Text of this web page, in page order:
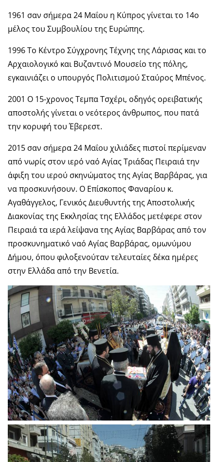
1961 σαν σήμερα 24 Μαΐου η Κύπρος γίνεται το 14ο
μέλος του Συμβουλίου της Ευρώπης.
1996 Το Κέντρο Σύγχρονης Τέχνης της Λάρισας και το
Αρχαιολογικό και Βυζαντινό Μουσείο της πόλης,
εγκαινιάζει ο υπουργός Πολιτισμού Σταύρος Μπένος.
2001 Ο 15-χρονος Τεμπα Τσχέρι, οδηγός ορειβατικής
αποστολής γίνεται ο νεότερος άνθρωπος, που πατά
την κορυφή του Έβερεστ.
2015 σαν σήμερα 24 Μαΐου χιλιάδες πιστοί περίμεναν
από νωρίς στον ιερό ναό Αγίας Τριάδας Πειραιά την
άφιξη του ιερού σκηνώματος της Αγίας Βαρβάρας, για
να προσκυνήσουν. Ο Επίσκοπος Φαναρίου κ.
Αγαθάγγελος, Γενικός Διευθυντής της Αποστολικής
Διακονίας της Εκκλησίας της Ελλάδος μετέφερε στον
Πειραιά τα ιερά λείψανα της Αγίας Βαρβάρας από τον
προσκυνηματικό ναό Αγίας Βαρβάρας, ομωνύμου
Δήμου, όπου φιλοξενούταν τελευταίες δέκα ημέρες
στην Ελλάδα από την Βενετία.